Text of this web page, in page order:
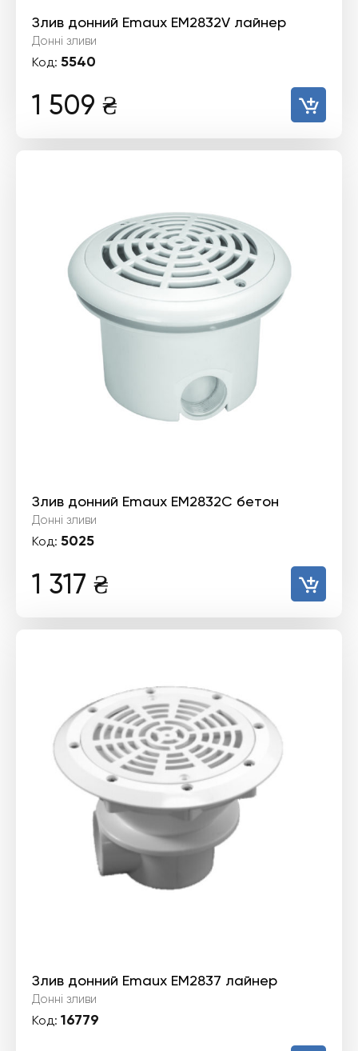
Злив донний Emaux EM2832V лайнер
Донні зливи
Код: 5540
1 509 ₴
Злив донний Emaux EM2832С бетон
Донні зливи
Код: 5025
1 317 ₴
Злив донний Emaux EM2837 лайнер
Донні зливи
Код: 16779